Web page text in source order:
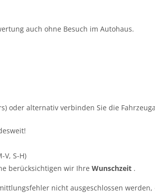
auch ohne Besuch im Autohaus.
oder alternativ verbinden Sie die
V, S-H)
berücksichtigen wir IhreWunschzeit .
nicht ausgeschlossen